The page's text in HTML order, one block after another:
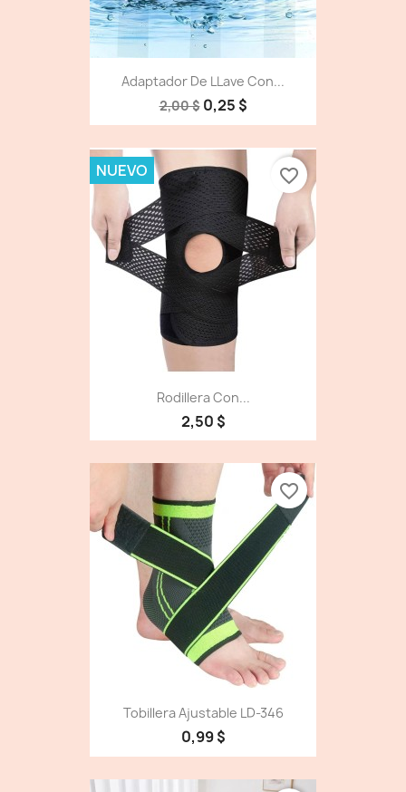
Adaptador De LLave Con...
2,00 $ 0,25 $
Rodillera Con...
2,50 $
NUEVO favorite_border
Tobillera Ajustable LD-346
0,99 $
favorite_border